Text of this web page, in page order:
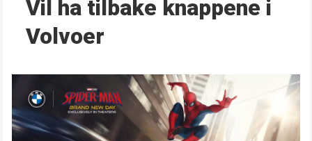
Vil ha tilbake knappene i
Volvoer